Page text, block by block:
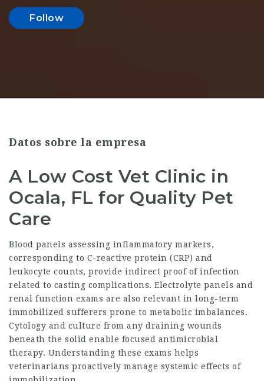
Follow
Datos sobre la empresa
A Low Cost Vet Clinic in
Ocala, FL for Quality Pet
Care
Blood panels assessing inflammatory markers,
corresponding to C-reactive protein (CRP) and
leukocyte counts, provide indirect proof of infection
related to casting complications. Electrolyte panels and
renal function exams are also relevant in long-term
immobilized sufferers prone to metabolic imbalances.
Cytology and culture from any draining wounds
beneath the solid enable focused antimicrobial
therapy. Understanding these exams helps
veterinarians proactively manage systemic effects of